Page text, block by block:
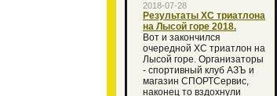
2018-07-28
Результаты ХС триатлона
на Лысой горе 2018.
Вот и закончился
очередной XC триатлон на
Лысой горе. Организаторы
- спортивный клуб АЗЪ и
магазин СПОРТСервис,
наконец то вздохнули